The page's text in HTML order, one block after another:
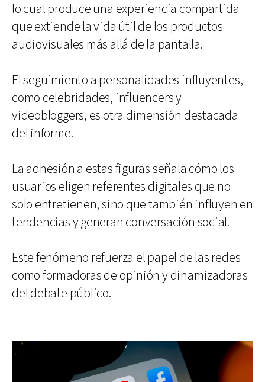
lo cual produce una experiencia compartida
que extiende la vida útil de los productos
audiovisuales más allá de la pantalla.
El seguimiento a personalidades influyentes,
como celebridades, influencers y
videobloggers, es otra dimensión destacada
del informe.
La adhesión a estas figuras señala cómo los
usuarios eligen referentes digitales que no
solo entretienen, sino que también influyen en
tendencias y generan conversación social.
Este fenómeno refuerza el papel de las redes
como formadoras de opinión y dinamizadoras
del debate público.